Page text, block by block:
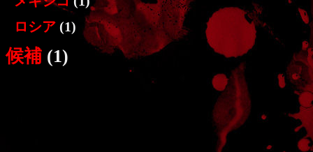
ロシア (1)
候補 (1)